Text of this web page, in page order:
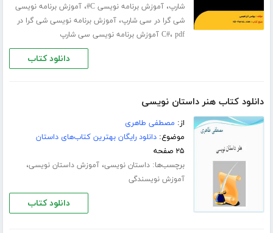
شارپ،آموزش برنامه نویسی C# ،آموزش برنامه نویسی
شی گرا در سی شارپ،آموزش برنامه نویسی شی گرا در
C#، pdf آموزش برنامه نویسی سی شارپ
دانلود کتاب
دانلود کتاب هنر داستان نویسی
از: مصطفی طاهری
موضوع:دانلود رایگان بهترین کتاب‌های داستان
۲۵ صفحه
برچسب‌ها:داستان نویسی،آموزش داستان نویسی،
آموزش نویسندگی
دانلود کتاب